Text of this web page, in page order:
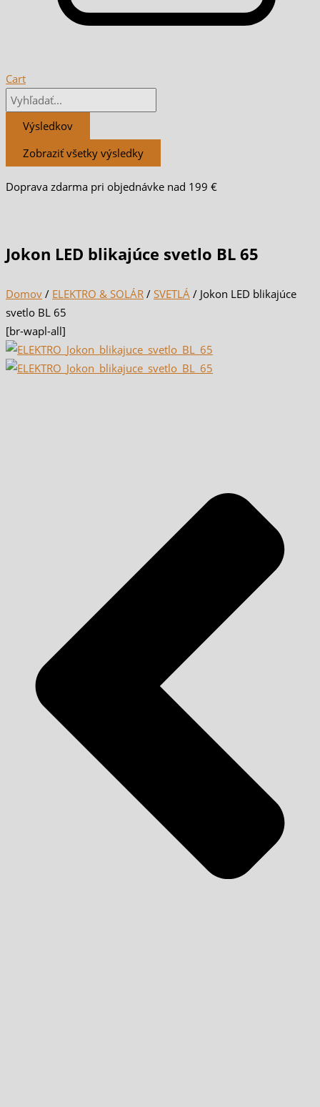
Cart
Výsledkov
Zobraziť všetky výsledky
Doprava zdarma pri objednávke nad 199 €
Jokon LED blikajúce svetlo BL 65
Domov / ELEKTRO & SOLÁR / SVETLÁ / Jokon LED blikajúce
svetlo BL 65
[br-wapl-all]